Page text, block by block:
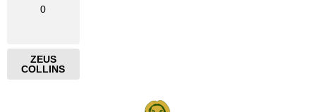
0
ZEUS
COLLINS